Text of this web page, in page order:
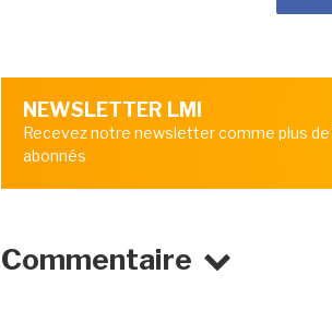
NEWSLETTER LMI
Recevez notre newsletter comme plus
abonnés
Commentaire